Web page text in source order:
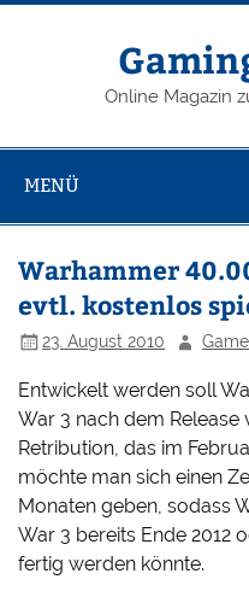
Zum
Online Magazin
MENÜ
Warhammer
evtl. kostenlos
23. August 2010
Entwickelt werden soll
War 3 nach dem Release
Retribution, das im
möchte man sich einen
Monaten geben, sodass
War 3 bereits Ende 2012
fertig werden könnte.